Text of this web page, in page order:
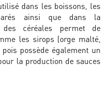
dans les boissons, les
ainsi que dans la
des céréales permet de
les sirops (orge malté,
possède également un
la production de sauces